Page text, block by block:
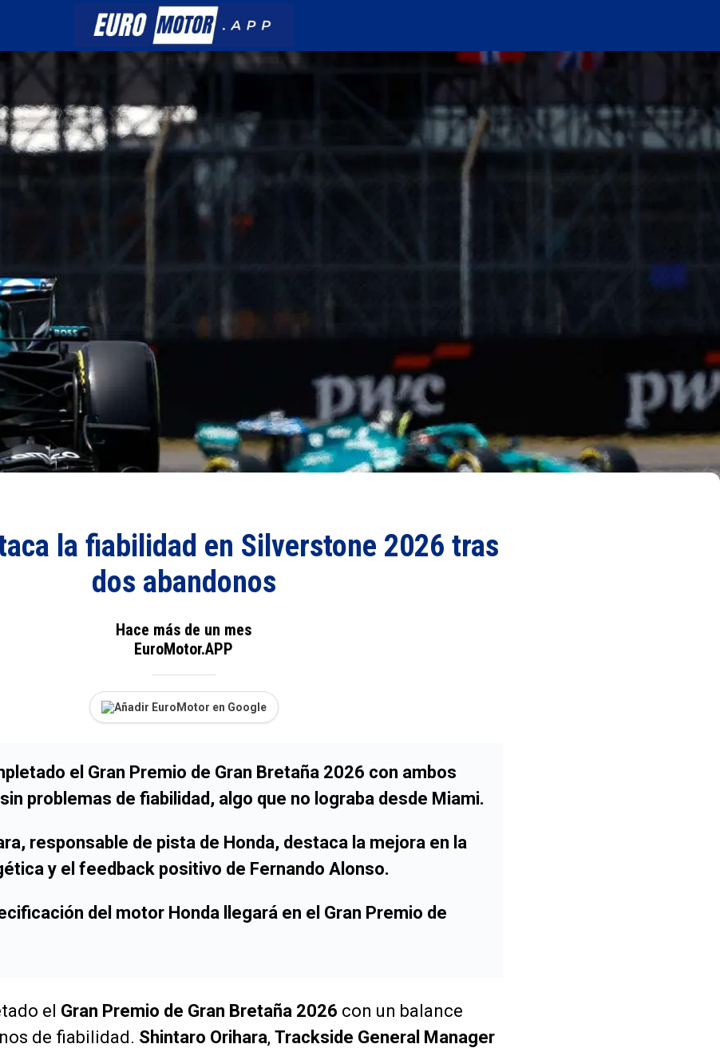
la fiabilidad en Silverstone 2026 tras
dos abandonos
Hace más de un mes
EuroMotor.APP
Añadir EuroMotor en Google
el Gran Premio de Gran Bretaña 2026 con ambos
problemas de fiabilidad, algo que no lograba desde Miami.
responsable de pista de Honda, destaca la mejora en la
y el feedback positivo de Fernando Alonso.
del motor Honda llegará en el Gran Premio de
el Gran Premio de Gran Bretaña 2026 con un balance
de fiabilidad. Shintaro Orihara, Trackside General Manager